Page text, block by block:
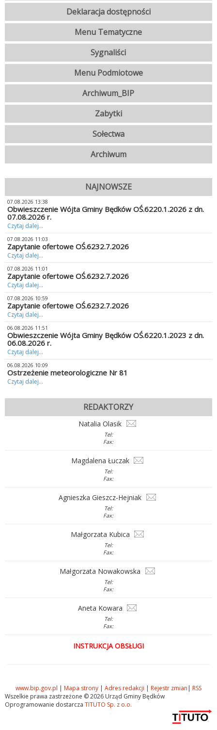
Deklaracja dostępności
Menu Tematyczne
Sygnaliści
Menu Podmiotowe
Archiwum_BIP
Zabytki
Sołectwa
Archiwum
NAJNOWSZE
07.08.2026 13:38
Obwieszczenie Wójta Gminy Będków OŚ.6220.1.2026 z dn.
07.08.2026 r.
Czytaj dalej...
07.08.2026 11:03
Zapytanie ofertowe OŚ.6232.7.2026
Czytaj dalej...
07.08.2026 11:01
Zapytanie ofertowe OŚ.6232.7.2026
Czytaj dalej...
07.08.2026 10:59
Zapytanie ofertowe OŚ.6232.7.2026
Czytaj dalej...
06.08.2026 11:51
Obwieszczenie Wójta Gminy Będków OŚ.6220.1.2023 z dn.
06.08.2026 r.
Czytaj dalej...
06.08.2026 10:09
Ostrzeżenie meteorologiczne Nr 81
Czytaj dalej...
REDAKTORZY
Natalia Olasik
Tel:
Fax:
Magdalena Łuczak
Tel:
Fax:
Agnieszka Gieszcz-Hejniak
Tel:
Fax:
Małgorzata Kubica
Tel:
Fax:
Małgorzata Nowakowska
Tel:
Fax:
Aneta Kowara
Tel:
Fax:
INSTRUKCJA OBSŁUGI
www.bip.gov.pl | Mapa strony | Adres redakcji | Rejestr zmian | RSS
Wszelkie prawa zastrzeżone © 2026 Urząd Gminy Będków
Oprogramowanie dostarcza TITUTO Sp. z o.o.